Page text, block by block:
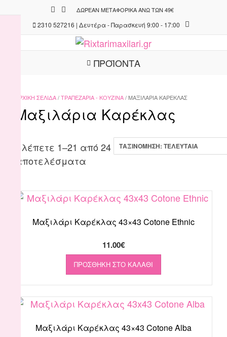
content
ΔΩΡΕΆΝ ΜΕΤΑΦΟΡΙΚΆ ΆΝΩ ΤΩΝ 49€
2310 527216 | Δευτέρα - Παρασκευή 9:00 - 17:00
ΠΡΟΪΟΝΤΑ
ΑΡΧΙΚΉ ΣΕΛΊΔΑ/ΤΡΑΠΕΖΑΡΊΑ - ΚΟΥΖΊΝΑ/ ΜΑΞΙΛΆΡΙΑ ΚΑΡΈΚΛΑΣ
Μαξιλάρια Καρέκλας
Βλέπετε 1–21 από 24
αποτελέσματα
latest
Μαξιλάρι Καρέκλας 43×43 Cotone Ethnic
11.00€
ΠΡΟΣΘΉΚΗ ΣΤΟ ΚΑΛΆΘΙ
Μαξιλάρι Καρέκλας 43×43 Cotone Alba